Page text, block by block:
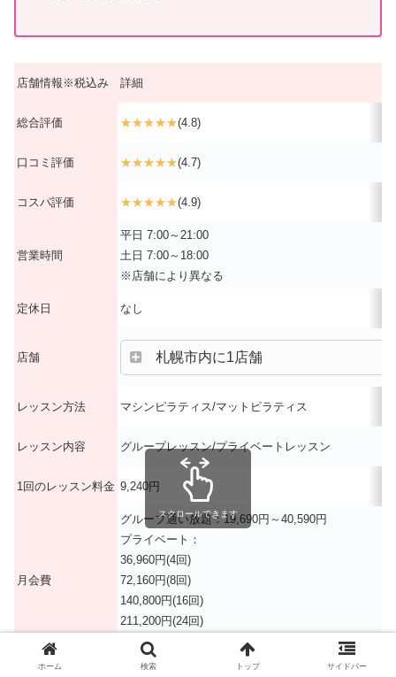
店舗情報※税込み 詳細
総合評価 ★★★★★(4.8)
口コミ評価 ★★★★★(4.7)
コスパ評価 ★★★★★(4.9)
営業時間
平日 7:00～21:00
土日 7:00～18:00
※店舗により異なる
定休日 なし
店舗 札幌市内に1店舗
レッスン方法 マシンピラティス/マットピラティス
レッスン内容 グループレッスン/プライベートレッスン
1回のレッスン料金 9,240円
月会費
グループ通い放題：19,690円～40,590円
プライベート：
36,960円(4回)
72,160円(8回)
140,800円(16回)
211,200円(24回)
※店舗により異なる
入会金：5,500円
スクロールできます
ホーム 検索 トップ サイドバー